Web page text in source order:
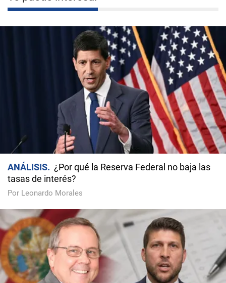
ANÁLISIS
¿Por qué la Reserva Federal no baja las
tasas de interés?
Por Leonardo Morales